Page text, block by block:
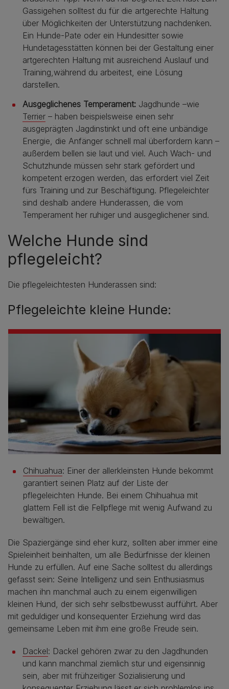
Gassigehen solltest du für die artgerechte Haltung
über Möglichkeiten der Unterstützung nachdenken.
Ein Hunde-Pate oder ein Hundesitter sowie
Hundetagesstätten können bei der Gestaltung einer
artgerechten Haltung mit ausreichend Auslauf und
Training,während du arbeitest, eine Lösung
darstellen.
Ausgeglichenes Temperament: Jagdhunde –wie
Terrier – haben beispielsweise einen sehr
ausgeprägten Jagdinstinkt und oft eine unbändige
Energie, die Anfänger schnell mal überfordern kann –
außerdem bellen sie laut und viel. Auch Wach- und
Schutzhunde müssen sehr stark gefördert und
kompetent erzogen werden, das erfordert viel Zeit
fürs Training und zur Beschäftigung. Pflegeleichter
sind deshalb andere Hunderassen, die vom
Temperament her ruhiger und ausgeglichener sind.
Welche Hunde sind
pflegeleicht?
Die pflegeleichtesten Hunderassen sind:
Pflegeleichte kleine Hunde:
Chihuahua: Einer der allerkleinsten Hunde bekommt
garantiert seinen Platz auf der Liste der
pflegeleichten Hunde. Bei einem Chihuahua mit
glattem Fell ist die Fellpflege mit wenig Aufwand zu
bewältigen.
Die Spaziergänge sind eher kurz, sollten aber immer eine
Spieleinheit beinhalten, um alle Bedürfnisse der kleinen
Hunde zu erfüllen. Auf eine Sache solltest du allerdings
gefasst sein: Seine Intelligenz und sein Enthusiasmus
machen ihn manchmal auch zu einem eigenwilligen
kleinen Hund, der sich sehr selbstbewusst aufführt. Aber
mit geduldiger und konsequenter Erziehung wird das
gemeinsame Leben mit ihm eine große Freude sein.
Dackel: Dackel gehören zwar zu den Jagdhunden
und kann manchmal ziemlich stur und eigensinnig
sein, aber mit frühzeitiger Sozialisierung und